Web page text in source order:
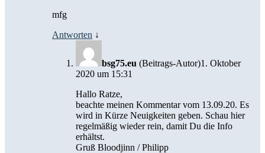
mfg
Antworten ↓
bsg75.eu (Beitrags-Autor)1. Oktober
2020 um 15:31
Hallo Ratze,
beachte meinen Kommentar vom 13.09.20. Es
wird in Kürze Neuigkeiten geben. Schau hier
regelmäßig wieder rein, damit Du die Info
erhältst.
Gruß Bloodjinn / Philipp